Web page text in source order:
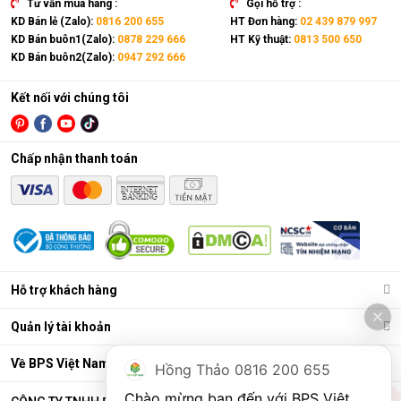
Điều hòa di động là gì?
Các chức năng chính của máy bao gồm: Làm lạnh, quạt gió,
hút ẩm và lọc khí. Bên cạnh đó, dòng sản phẩm này còn được
trang bị thêm khá nhiều tính năng và tiện ích đi kèm như: Hẹn
giờ, khóa trẻ em, remote, kết nối wifi,...
Ưu điểm vượt trội của điều hòa di động
Đáp ứng tốt nhu cầu làm mát, dễ dàng tháo lắp và di chuyển
Tư vấn mua hàng :
KD Bán lẻ (Zalo): 0816 200 655
KD Bán buôn1(Zalo): 0878 229 666
KD Bán buôn2(Zalo): 0947 292 666
Gọi hỗ trợ :
HT Đơn hàng: 02 439 879 997
HT Kỹ thuật: 0813 500 650
Hỗ trợ khách hàng
Quản lý tài khoản
Về BPS Việt Nam
Kết nối với chúng tôi
Chấp nhận thanh toán
Hồng Thảo 0816 200 655